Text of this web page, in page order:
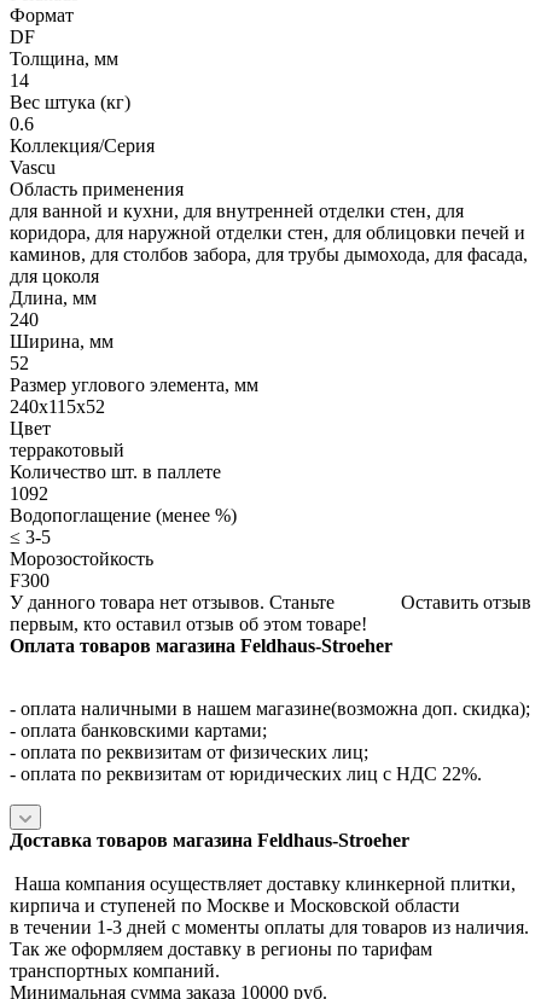
Формат
DF
Толщина, мм
14
Вес штука (кг)
0.6
Коллекция/Серия
Vascu
Область применения
для ванной и кухни, для внутренней отделки стен, для
коридора, для наружной отделки стен, для облицовки печей и
каминов, для столбов забора, для трубы дымохода, для фасада,
для цоколя
Длина, мм
240
Ширина, мм
52
Размер углового элемента, мм
240x115x52
Цвет
терракотовый
Количество шт. в паллете
1092
Водопоглащение (менее %)
≤ 3-5
Морозостойкость
F300
Оставить отзыв
У данного товара нет отзывов. Станьте
первым, кто оставил отзыв об этом товаре!
Оплата товаров магазина Feldhaus-Stroeher
- оплата наличными в нашем магазине(возможна доп. скидка);
- оплата банковскими картами;
- оплата по реквизитам от физических лиц;
- оплата по реквизитам от юридических лиц с НДС 22%.
Доставка товаров магазина Feldhaus-Stroeher
Наша компания осуществляет доставку клинкерной плитки,
кирпича и ступеней по Москве и Московской области
в течении 1-3 дней с моменты оплаты для товаров из наличия.
Так же оформляем доставку в регионы по тарифам
транспортных компаний.
Минимальная сумма заказа 10000 руб.